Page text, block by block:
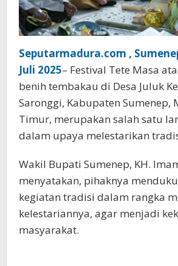
Seputarmadura.com ,
Juli 2025– Festival Tete Masa
benih tembakau di Desa Juluk
Saronggi, Kabupaten Sumenep,
Timur, merupakan salah satu
dalam upaya melestarikan
Wakil Bupati Sumenep, KH.
menyatakan, pihaknya
kegiatan tradisi dalam rangka
kelestariannya, agar menjadi
masyarakat.